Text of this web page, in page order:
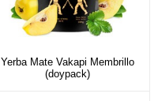
Yerba Mate Vakapi Membrillo
(doypack)